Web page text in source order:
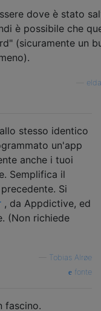
dove è stato
è possibile che
(sicuramente un
stesso identico
un'app
anche i tuoi
Semplifica il
Si
, da Appdictive, ed
(Non richiede
Tobias Alrøe
fonte
fascino.